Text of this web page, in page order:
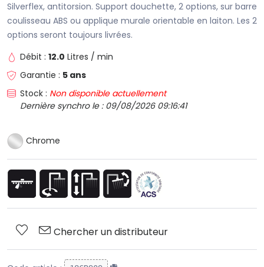
Silverflex, antitorsion. Support douchette, 2 options, sur barre
coulisseau ABS ou applique murale orientable en laiton. Les 2
options seront toujours livrées.
Débit : 12.0 Litres / min
Garantie : 5 ans
Stock : Non disponible actuellement
Dernière synchro le : 09/08/2026 09:16:41
Chrome
Chercher un distributeur